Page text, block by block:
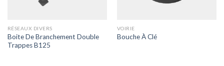
RÉSEAUX DIVERS
Boite De Branchement Double
Trappes B125
VOIRIE
Bouche À Clé